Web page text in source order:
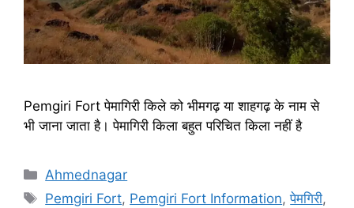
Pemgiri Fort पेमागिरी किले को भीमगढ़ या शाहगढ़ के नाम से
भी जाना जाता है। पेमागिरी किला बहुत परिचित किला नहीं है
Categories
Ahmednagar
Tags
Pemgiri Fort, Pemgiri Fort Information,पेमगिरी,